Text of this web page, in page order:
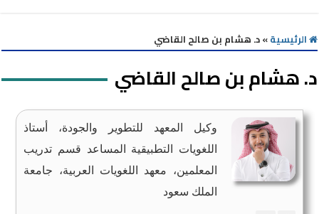
الرئيسية»د. هشام بن صالح القاضي
د. هشام بن صالح القاضي
وكيل المعهد للتطوير والجودة، أستاذ
اللغويات التطبيقية المساعد قسم تدريب
المعلمين، معهد اللغويات العربية، جامعة
الملك سعود